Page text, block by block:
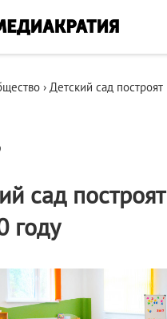
› Детский сад
сад
году